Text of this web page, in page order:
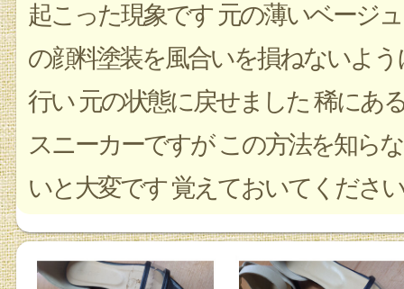
起こった現象です 元の薄いベージュ
の顔料塗装を風合いを損ねないよう
行い 元の状態に戻せました 稀にあ
スニーカーですが この方法を知らな
いと大変です 覚えておいてください